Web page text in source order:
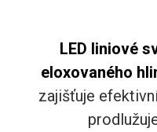
LED liniové
eloxovaného
zajišťuje